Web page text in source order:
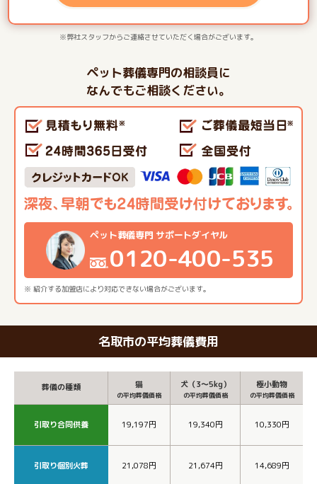
※弊社スタッフからご連絡させていただく場合がございます。
ペット葬儀専門の相談員に
なんでもご相談ください。
※ 紹介する加盟店により対応できない場合がございます。
ペット葬儀専門 サポートダイヤル
0120-400-535
名取市の平均葬儀費用
葬儀の種類 猫
の平均葬儀価格
犬（3～5kg）
の平均葬儀価格
極小動物
の平均葬儀価格
引取り合同供養 19,197円 19,340円 10,330円
引取り個別火葬 21,078円 21,674円 14,689円